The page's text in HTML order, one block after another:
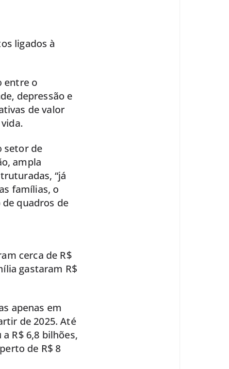
ligados à
entre o
depressão e
de valor
setor de
ampla
“já
famílias, o
quadros de
cerca de R$
gastaram R$
apenas em
de 2025. Até
R$ 6,8 bilhões,
de R$ 8